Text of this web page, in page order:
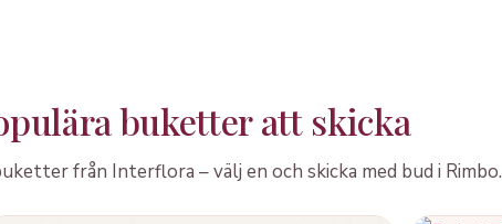
buketter att skicka
från Interflora – välj en och skicka med bud i Rimbo.